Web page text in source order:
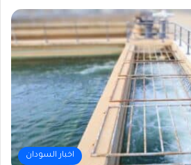
اخبار السودان